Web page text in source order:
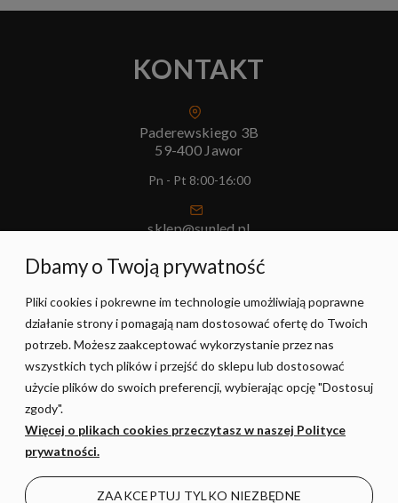
KONTAKT
Paderewskiego 3B
59-400 Jawor
Pn - Pt 8:00-16:00
sklep@sunled.pl
+48 690 128 561
POMOC
MOJE KONTO
Dbamy o Twoją prywatność
Pliki cookies i pokrewne im technologie umożliwiają poprawne
działanie strony i pomagają nam dostosować ofertę do Twoich
potrzeb. Możesz zaakceptować wykorzystanie przez nas
wszystkich tych plików i przejść do sklepu lub dostosować
użycie plików do swoich preferencji, wybierając opcję "Dostosuj
zgody".
Więcej o plikach cookies przeczytasz w naszej Polityce
prywatności.
ZAAKCEPTUJ TYLKO NIEZBĘDNE